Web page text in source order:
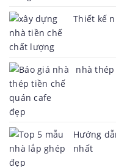
Thiết kế
nhà
Hướng
nhất